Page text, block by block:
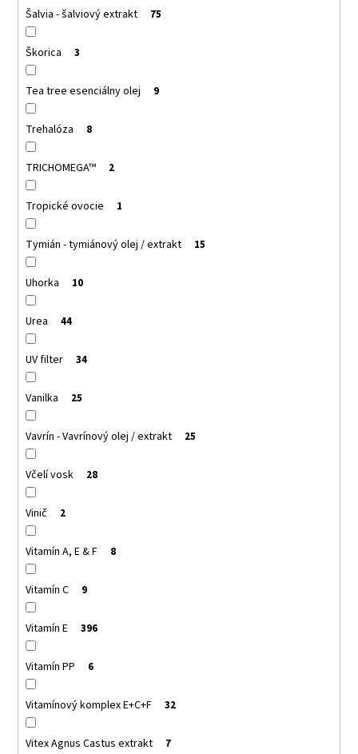
Šalvia - šalviový extrakt 75
Škorica 3
Tea tree esenciálny olej 9
Trehalóza 8
TRICHOMEGA™ 2
Tropické ovocie 1
Tymián - tymiánový olej / extrakt 15
Uhorka 10
Urea 44
UV filter 34
Vanilka 25
Vavrín - Vavrínový olej / extrakt 25
Včelí vosk 28
Vinič 2
Vitamín A, E & F 8
Vitamín C 9
Vitamín E 396
Vitamín PP 6
Vitamínový komplex E+C+F 32
Vitex Agnus Castus extrakt 7